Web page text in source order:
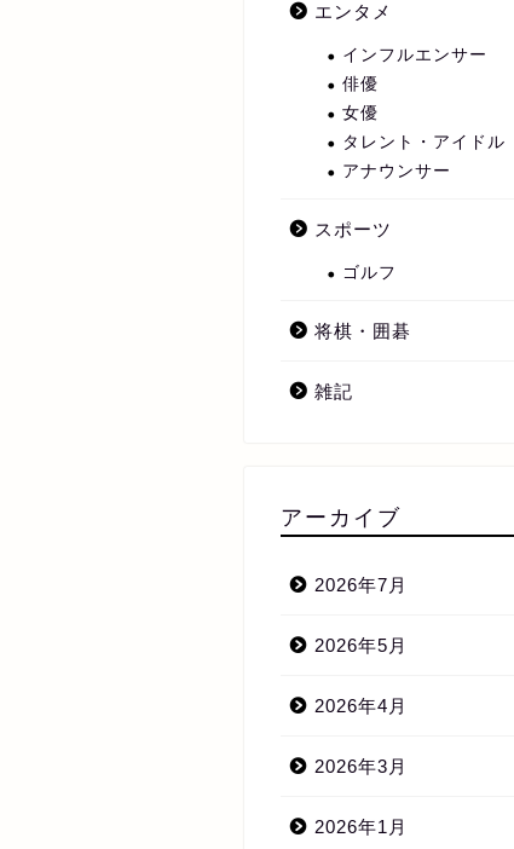
エンタメ
インフルエンサー
俳優
女優
タレント・アイドル
アナウンサー
スポーツ
ゴルフ
将棋・囲碁
雑記
アーカイブ
2026年7月
2026年5月
2026年4月
2026年3月
2026年1月